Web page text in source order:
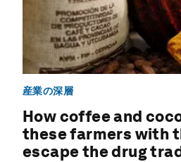
産業の深層
How coffee and
these farmers with
escape the drug